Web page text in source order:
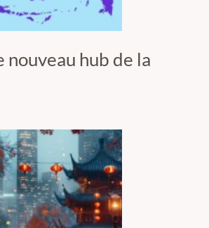
nouveau hub de la